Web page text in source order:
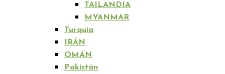
TAILANDIA
MYANMAR
Turquía
IRÁN
OMÁN
Pakistán